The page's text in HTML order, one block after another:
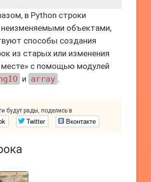
в Python строки
объектами,
способы создания
из старых или изменения
месте» с помощью модулей
и array .
будут рады, поделись в
Twitter Вконтакте